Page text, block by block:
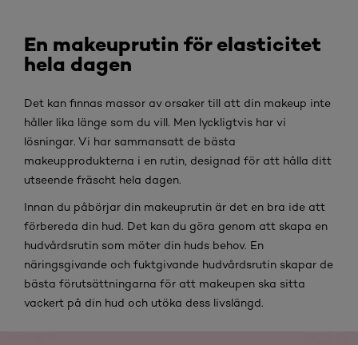
En makeuprutin för elasticitet
hela dagen
Det kan finnas massor av orsaker till att din makeup inte
håller lika länge som du vill. Men lyckligtvis har vi
lösningar. Vi har sammansatt de bästa
makeupprodukterna i en rutin, designad för att hålla ditt
utseende fräscht hela dagen.
Innan du påbörjar din makeuprutin är det en bra ide att
förbereda din hud. Det kan du göra genom att skapa en
hudvårdsrutin som möter din huds behov. En
näringsgivande och fuktgivande hudvårdsrutin skapar de
bästa förutsättningarna för att makeupen ska sitta
vackert på din hud och utöka dess livslängd.